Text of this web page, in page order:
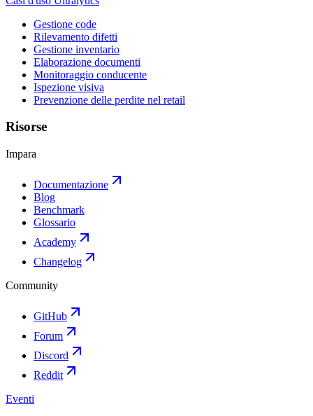
Gestione code
Rilevamento difetti
Gestione inventario
Elaborazione documenti
Monitoraggio conducente
Ispezione visiva
Prevenzione delle perdite nel retail
Risorse
Impara
Documentazione
Blog
Benchmark
Glossario
Academy
Changelog
Community
GitHub
Forum
Discord
Reddit
Eventi